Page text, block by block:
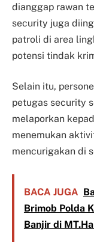
dianggap rawan
security juga
patroli di area
potensi tindak
Selain itu,
petugas security
melaporkan
menemukan
mencurigakan di
BACA JUGA
Brimob Polda
Banjir di